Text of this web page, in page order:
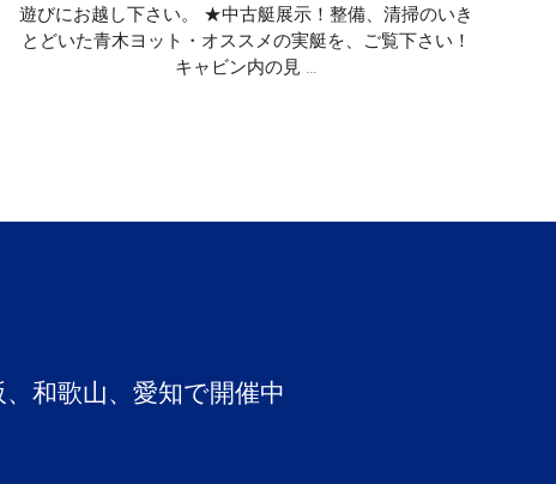
遊びにお越し下さい。 ★中古艇展示！整備、清掃のいき
とどいた青木ヨット・オススメの実艇を、ご覧下さい！
キャビン内の見 …
和歌山、愛知で開催中